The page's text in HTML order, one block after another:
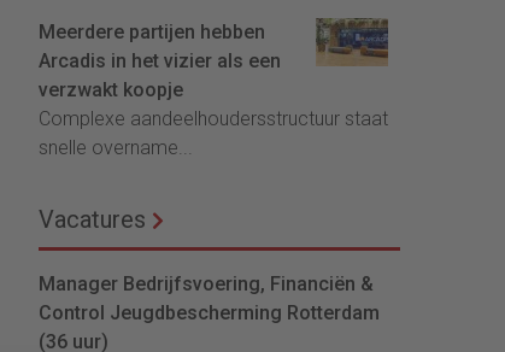
Meerdere partijen hebben
Arcadis in het vizier als een
verzwakt koopje
Complexe aandeelhoudersstructuur staat
snelle overname...
Vacatures
Manager Bedrijfsvoering, Financiën &
Control Jeugdbescherming Rotterdam
(36 uur)